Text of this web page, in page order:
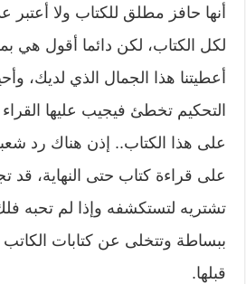
أنها حافز مطلق للكتاب ولا أعتبر
لكل الكتاب، لكن دائما أقول هي
أعطيتنا هذا الجمال الذي لديك،
التحكيم تخطئ فيجيب عليها
على هذا الكتاب.. إذن هناك رد
على قراءة كتاب حتى النهاية، قد
تشتريه لتستكشفه وإذا لم تحبه
ببساطة وتتخلى عن كتابات الكاتب
قبلها.